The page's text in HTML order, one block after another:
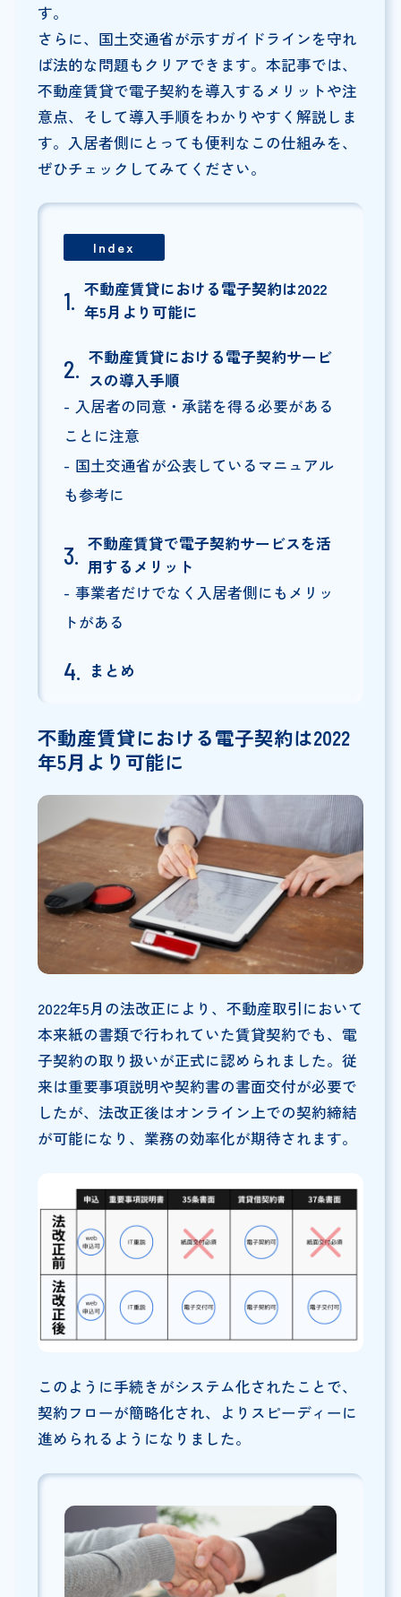
す。
さらに、国土交通省が示すガイドラインを守れ
ば法的な問題もクリアできます。本記事では、
不動産賃貸で電子契約を導入するメリットや注
意点、そして導入手順をわかりやすく解説しま
す。入居者側にとっても便利なこの仕組みを、
ぜひチェックしてみてください。
Index
不動産賃貸における電子契約は2022
年5月より可能に
不動産賃貸における電子契約サービ
スの導入手順
入居者の同意・承諾を得る必要がある
ことに注意
国土交通省が公表しているマニュアル
も参考に
不動産賃貸で電子契約サービスを活
用するメリット
事業者だけでなく入居者側にもメリッ
トがある
まとめ
不動産賃貸における電子契約は2022
年5月より可能に
2022年5月の法改正により、不動産取引において
本来紙の書類で行われていた賃貸契約でも、電
子契約の取り扱いが正式に認められました。従
来は重要事項説明や契約書の書面交付が必要で
したが、法改正後はオンライン上での契約締結
が可能になり、業務の効率化が期待されます。
このように手続きがシステム化されたことで、
契約フローが簡略化され、よりスピーディーに
進められるようになりました。